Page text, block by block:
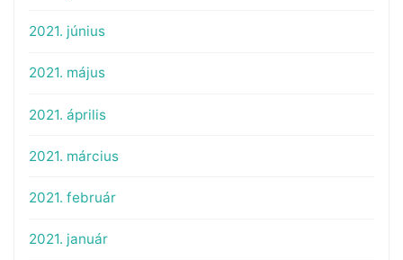
2021. június
2021. május
2021. április
2021. március
2021. február
2021. január